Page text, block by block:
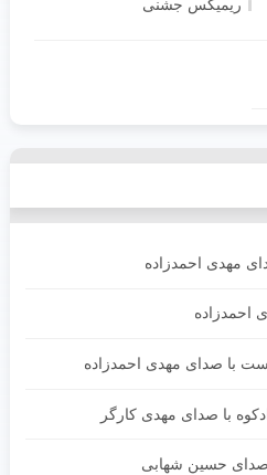
ریمیکس جشنی
مهدی احمدزاده
احمدزاده
با صدای مهدی احمدزاده
با صدای مهدی کارگر
صدای حسین شهابی